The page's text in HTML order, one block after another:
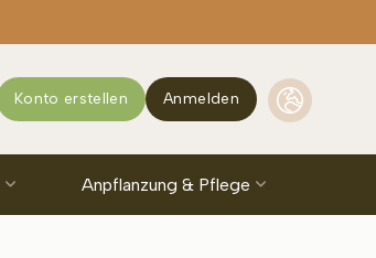
Konto erstellen Anmelden
Anpflanzung & Pflege